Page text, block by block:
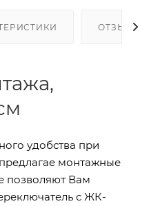
ОТЗЫВЫ
удобства при
монтажные
позволяют Вам
с ЖК-